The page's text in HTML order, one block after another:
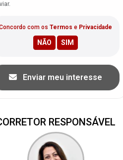
com os Termos e Privacidade
Enviar meu interesse
RESPONSÁVEL